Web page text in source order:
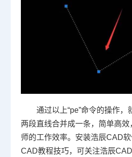
通过以上“pe”命令的操作，
两段直线合并成一条，简单高
师的工作效率。安装浩辰CAD
CAD教程技巧，可关注浩辰CAD